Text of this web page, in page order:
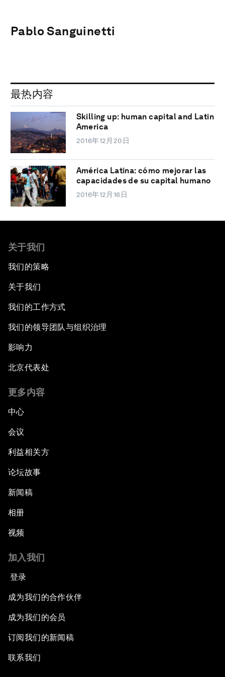
Pablo Sanguinetti
最热内容
Skilling up: human capital and Latin
America
2016年12月20日
América Latina: cómo mejorar las
capacidades de su capital humano
2016年12月16日
关于我们
我们的策略
关于我们
我们的工作方式
我们的领导团队与组织治理
影响力
北京代表处
更多内容
中心
会议
利益相关方
论坛故事
新闻稿
相册
视频
加入我们
登录
成为我们的合作伙伴
成为我们的会员
订阅我们的新闻稿
联系我们